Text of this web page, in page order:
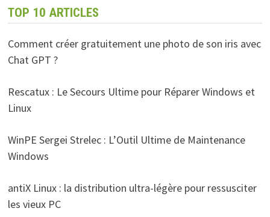
TOP 10 ARTICLES
Comment créer gratuitement une photo de son iris avec
Chat GPT ?
Rescatux : Le Secours Ultime pour Réparer Windows et
Linux
WinPE Sergei Strelec : L’Outil Ultime de Maintenance
Windows
antiX Linux : la distribution ultra-légère pour ressusciter
les vieux PC